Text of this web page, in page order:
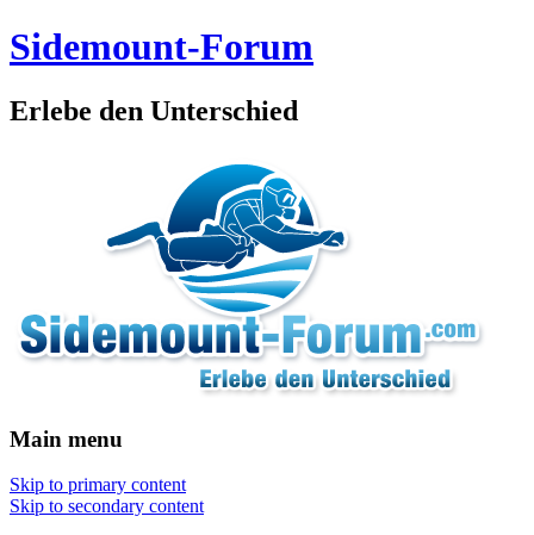
Sidemount-Forum
Erlebe den Unterschied
Main menu
Skip to primary content
Skip to secondary content